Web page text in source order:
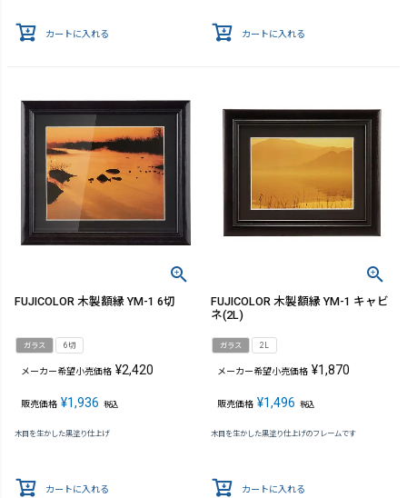
カートに入れる カートに入れる
FUJICOLOR 木製額縁 YM-1 6切
ガラス 6切
メーカー希望小売価格 ¥2,420
販売価格 ¥1,936 税込
木目を生かした黒塗り仕上げ
カートに入れる
FUJICOLOR 木製額縁 YM-1 キャビ
ネ(2L)
ガラス 2L
メーカー希望小売価格 ¥1,870
販売価格 ¥1,496 税込
木目を生かした黒塗り仕上げのフレームです
カートに入れる